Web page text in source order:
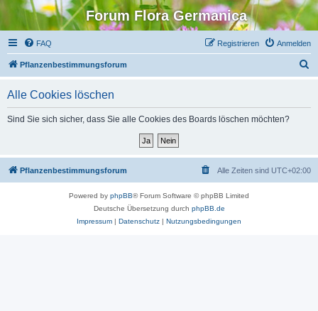
Forum Flora Germanica
FAQ Anmelden
Registrieren
Pflanzenbestimmungsforum
Alle Cookies löschen
Sind Sie sich sicher, dass Sie alle Cookies des Boards löschen möchten?
Pflanzenbestimmungsforum Alle Zeiten sind UTC+02:00
Powered by phpBB® Forum Software © phpBB Limited
Deutsche Übersetzung durch phpBB.de
Impressum | Datenschutz | Nutzungsbedingungen